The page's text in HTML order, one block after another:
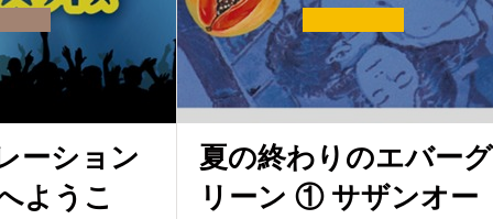
ーション
ようこ
夏の終わりのエバーグ
リーン ① サザンオー